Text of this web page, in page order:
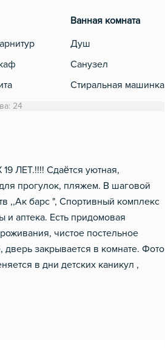
чайник
Ванная комната
Душ
Санузел
Стиральная машинка
24
Сдаётся уютная,
прогулок, пляжем. В шаговой
,,Ак барс ", Спортивный комплекс
и аптека. Есть придомовая
чистое постельное
закрывается в комнате. Фото
в дни детских каникул ,